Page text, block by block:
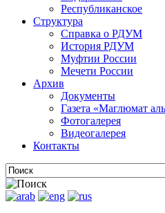
Республиканское
Структура
Справка о РДУМ
История РДУМ
Муфтии России
Мечети России
Архив
Документы
Газета «Маглюмат
Фотогалерея
Видеогалерея
Контакты